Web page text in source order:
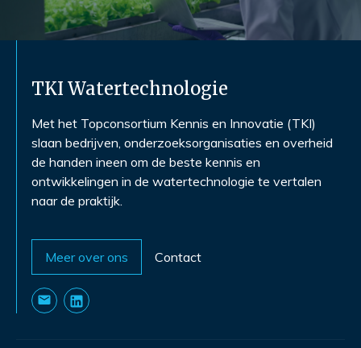
TKI Watertechnologie
Met het Topconsortium Kennis en Innovatie (TKI)
slaan bedrijven, onderzoeksorganisaties en overheid
de handen ineen om de beste kennis en
ontwikkelingen in de watertechnologie te vertalen
naar de praktijk.
Meer over ons Contact